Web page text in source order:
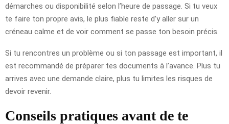
démarches ou disponibilité selon l’heure de passage. Si tu veux
te faire ton propre avis, le plus fiable reste d’y aller sur un
créneau calme et de voir comment se passe ton besoin précis.
Si tu rencontres un problème ou si ton passage est important, il
est recommandé de préparer tes documents à l’avance. Plus tu
arrives avec une demande claire, plus tu limites les risques de
devoir revenir.
Conseils pratiques avant de te